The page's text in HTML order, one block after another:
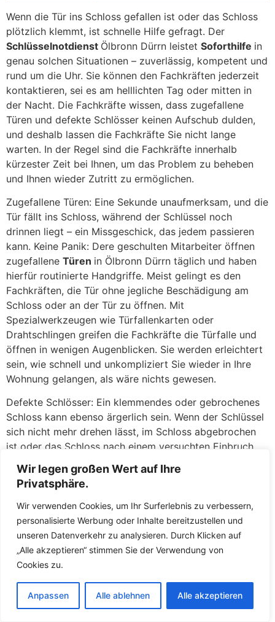
Wir legen großen Wert auf Ihre
Privatsphäre.
Wir verwenden Cookies, um Ihr Surferlebnis zu verbessern,
personalisierte Werbung oder Inhalte bereitzustellen und
unseren Datenverkehr zu analysieren. Durch Klicken auf
„Alle akzeptieren“ stimmen Sie der Verwendung von
Cookies zu.
Anpassen Alle ablehnen Alle akzeptieren
Wenn die Tür ins Schloss gefallen ist oder das Schloss
plötzlich klemmt, ist schnelle Hilfe gefragt. Der
Schlüsselnotdienst Ölbronn Dürrn leistet Soforthilfe in
genau solchen Situationen – zuverlässig, kompetent und
rund um die Uhr. Sie können den Fachkräften jederzeit
kontaktieren, sei es am helllichten Tag oder mitten in
der Nacht. Die Fachkräfte wissen, dass zugefallene
Türen und defekte Schlösser keinen Aufschub dulden,
und deshalb lassen die Fachkräfte Sie nicht lange
warten. In der Regel sind die Fachkräfte innerhalb
kürzester Zeit bei Ihnen, um das Problem zu beheben
und Ihnen wieder Zutritt zu ermöglichen.
Zugefallene Türen: Eine Sekunde unaufmerksam, und die
Tür fällt ins Schloss, während der Schlüssel noch
drinnen liegt – ein Missgeschick, das jedem passieren
kann. Keine Panik: Dere geschulten Mitarbeiter öffnen
zugefallene Türen in Ölbronn Dürrn täglich und haben
hierfür routinierte Handgriffe. Meist gelingt es den
Fachkräften, die Tür ohne jegliche Beschädigung am
Schloss oder an der Tür zu öffnen. Mit
Spezialwerkzeugen wie Türfallenkarten oder
Drahtschlingen greifen die Fachkräfte die Türfalle und
öffnen in wenigen Augenblicken. Sie werden erleichtert
sein, wie schnell und unkompliziert Sie wieder in Ihre
Wohnung gelangen, als wäre nichts gewesen.
Defekte Schlösser: Ein klemmendes oder gebrochenes
Schloss kann ebenso ärgerlich sein. Wenn der Schlüssel
sich nicht mehr drehen lässt, im Schloss abgebrochen
ist oder das Schloss nach einem versuchten Einbruch
beschädigt wurde, stehen die Fachkräfte Ihnen mit
fachkundiger Hilfe zur Seite. Zunächst versuchen die
Fachkräfte, das defekte Schloss zu reparieren oder den
abgebrochenen Schlüssel zu entfernen. Gelingt dies
nicht oder ist die Sicherheit nicht mehr gewährleistet,
tauschen die Fachkräfte das Schloss direkt vor Ort
gegen ein neues aus. So müssen Sie keine Sorgen
haben, über Nacht mit einer unverschlossenen Tür
dazustehen. Die Fachkräfte führen hochwertige
Ersatzschlösser mit und sorgen dafür, dass Ihr Zuhause
umgehend wieder sicher abschließt.